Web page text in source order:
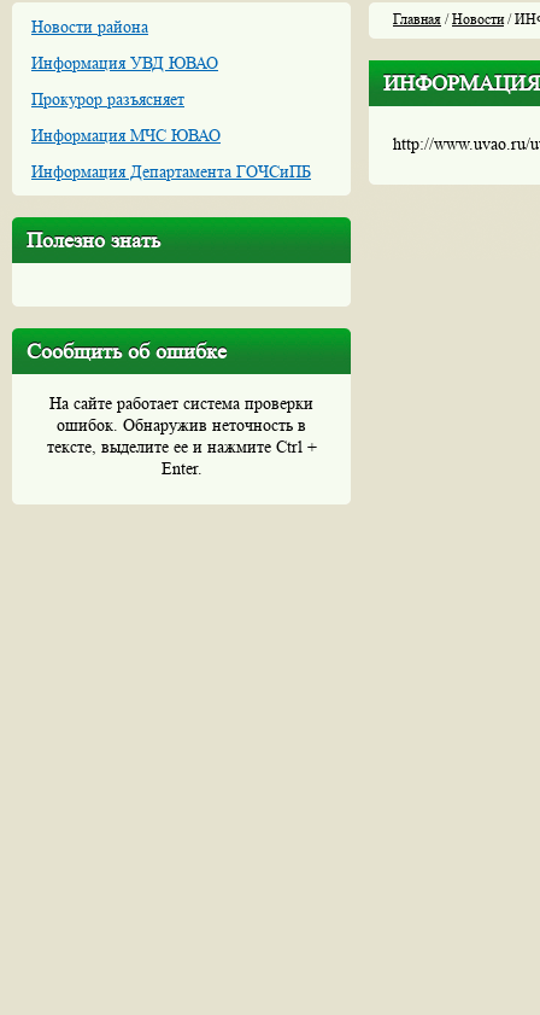
Новости района
Информация УВД ЮВАО
Прокурор разъясняет
Информация МЧС ЮВАО
Информация Департамента ГОЧСиПБ
Полезно знать
Сообщить об ошибке
На сайте работает система проверки
ошибок. Обнаружив неточность в
тексте, выделите ее и нажмите Ctrl +
Enter.
Главная /Новости/
ИНФОРМАЦИЯ о
http://www.uvao.ru/